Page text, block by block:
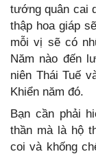
tướng quân cai
thập hoa giáp
mỗi vị sẽ có
Năm nào đến
niên Thái Tuế
Khiển năm đó.
Bạn cần phải
thần mà là hộ
coi và khống